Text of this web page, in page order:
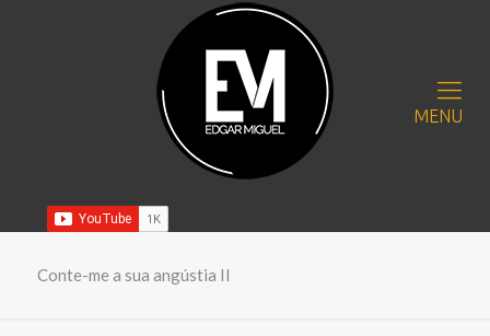
MENU
Conte-me a sua angústia II